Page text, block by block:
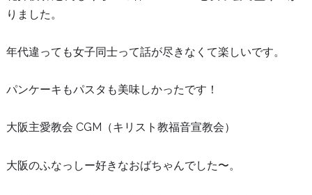
りました。
年代違っても女子同士って話が尽きなくて楽しいです。
パンケーキもパスタも美味しかったです！
大阪主愛教会 CGM（キリスト教福音宣教会）
大阪のふなっしー好きなおばちゃんでした〜。